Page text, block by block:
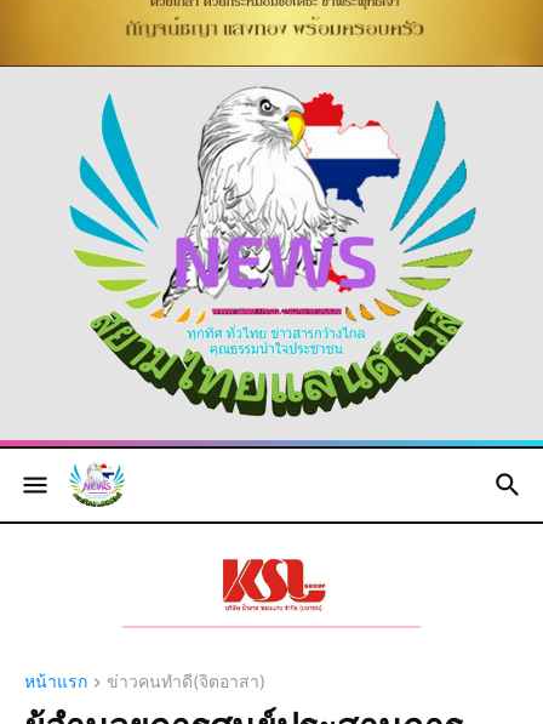
หน้าแรก ข่าวคนทำดี(จิตอาสา)